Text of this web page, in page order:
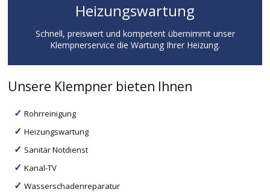
Heizungswartung
Schnell, preiswert und kompetent übernimmt unser
Klempnerservice die Wartung Ihrer Heizung.
Unsere Klempner bieten Ihnen
Rohrreinigung
Heizungswartung
Sanitär Notdienst
Kanal-TV
Wasserschadenreparatur